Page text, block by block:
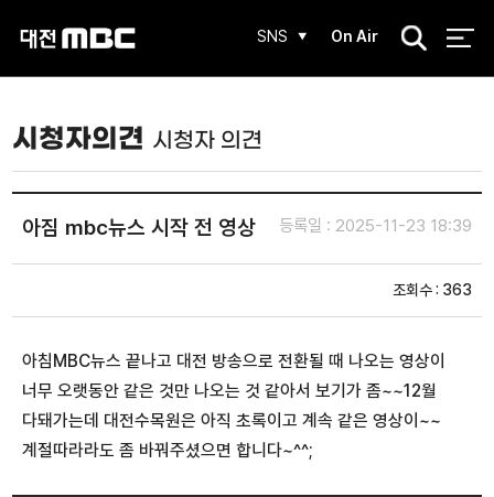
SNS On Air
검
시청자의견 시청자 의견
아짐 mbc뉴스 시작 전 영상 등록일 : 2025-11-23 18:39
조회수 : 363
아침MBC뉴스 끝나고 대전 방송으로 전환될 때 나오는 영상이
너무 오랫동안 같은 것만 나오는 것 같아서 보기가 좀~~12월
다돼가는데 대전수목원은 아직 초록이고 계속 같은 영상이~~
계절따라라도 좀 바꿔주셨으면 합니다~^^;